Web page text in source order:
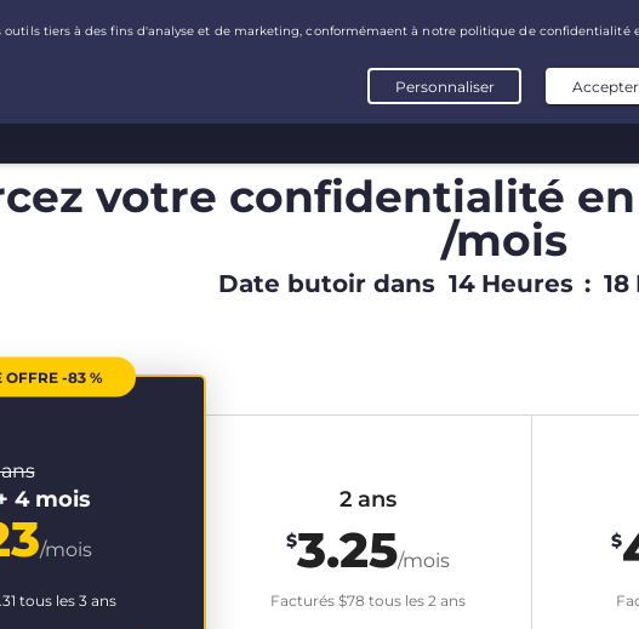
votre confidentialité
/mois
Date butoir dans 14 Heures : 18
OFFRE -83 %
4 mois
/mois
tous les 3 ans
2 ans
$3.25/mois
Facturés$78 tous les 2 ans
$